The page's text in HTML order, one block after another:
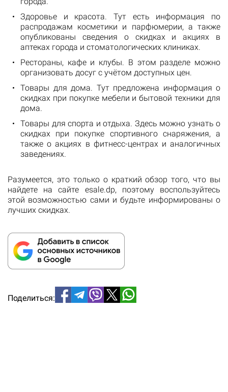
Здоровье и красота. Тут есть информация по
распродажам косметики и парфюмерии, а также
опубликованы сведения о скидках и акциях в
аптеках города и стоматологических клиниках.
Рестораны, кафе и клубы. В этом разделе можно
организовать досуг с учётом доступных цен.
Товары для дома. Тут предложена информация о
скидках при покупке мебели и бытовой техники для
дома.
Товары для спорта и отдыха. Здесь можно узнать о
скидках при покупке спортивного снаряжения, а
также о акциях в фитнесс-центрах и аналогичных
заведениях.
Разумеется, это только о краткий обзор того, что вы
найдете на сайте esale.dp, поэтому воспользуйтесь
этой возможностью сами и будьте информированы о
лучших скидках.
Поделиться: